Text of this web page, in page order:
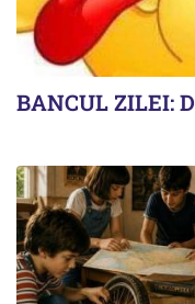
BANCUL ZILEI: